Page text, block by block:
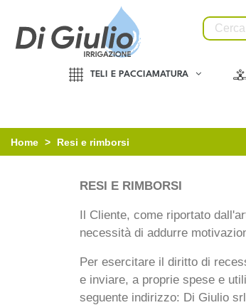
TELI E PACCIAMATURA
Home > Resi e rimborsi
RESI E RIMBORSI
Il Cliente, come riportato
necessità di addurre
Per esercitare il diritto di
e inviare, a proprie spese e
seguente indirizzo: Di Giulio